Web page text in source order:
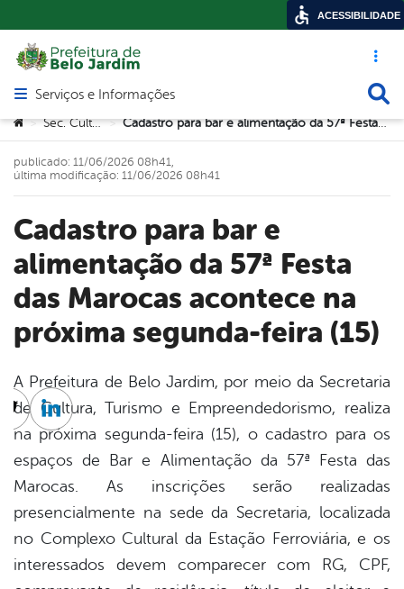
Acesso
Abrir menu principal de navegação
Serviços e Informações
Você está aqui:
> Sec. Cultura > Cadastro para bar e alimentação da 57ª Festa das Marocas acontece na próxima segunda-feira (15)
Cadastro para bar e
alimentação da 57ª Festa
das Marocas acontece na
próxima segunda-feira (15)
publicado: 11/06/2026 08h41,
última modificação: 11/06/2026 08h41
A Prefeitura de Belo Jardim, por meio da Secretaria
de Cultura, Turismo e Empreendedorismo, realiza
na próxima segunda-feira (15), o cadastro para os
espaços de Bar e Alimentação da 57ª Festa das
Marocas. As inscrições serão realizadas
presencialmente na sede da Secretaria, localizada
no Complexo Cultural da Estação Ferroviária, e os
interessados devem comparecer com RG, CPF,
Twitter
Linkedin
ACESSIBILIDADE